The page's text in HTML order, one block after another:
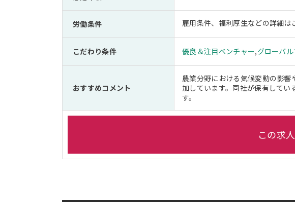
労働条件 雇用条件、福利厚生などの詳細は
こだわり条件 優良＆注目ベンチャー,グローバ
おすすめコメント
農業分野における気候変動の影
加しています。同社が保有して
す。
この求